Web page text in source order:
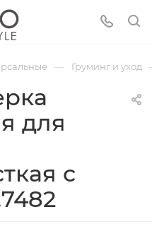
— Груминг и уход
для
с